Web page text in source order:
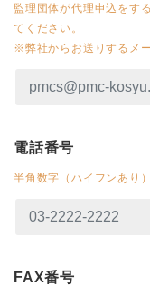
監理団体が代理申込をす
てください。
※弊社からお送りするメ
電話番号
半角数字（ハイフンあり
FAX番号